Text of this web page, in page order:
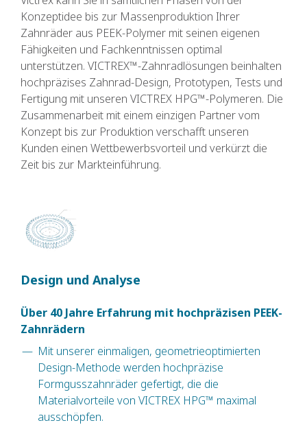
Konzeptidee bis zur Massenproduktion Ihrer
Zahnräder aus PEEK-Polymer mit seinen eigenen
Fähigkeiten und Fachkenntnissen optimal
unterstützen. VICTREX™-Zahnradlösungen beinhalten
hochpräzises Zahnrad-Design, Prototypen, Tests und
Fertigung mit unseren VICTREX HPG™-Polymeren. Die
Zusammenarbeit mit einem einzigen Partner vom
Konzept bis zur Produktion verschafft unseren
Kunden einen Wettbewerbsvorteil und verkürzt die
Zeit bis zur Markteinführung.
Design und Analyse
Über 40 Jahre Erfahrung mit hochpräzisen PEEK-
Zahnrädern
Mit unserer einmaligen, geometrieoptimierten
Design-Methode werden hochpräzise
Formgusszahnräder gefertigt, die die
Materialvorteile von VICTREX HPG™ maximal
ausschöpfen.